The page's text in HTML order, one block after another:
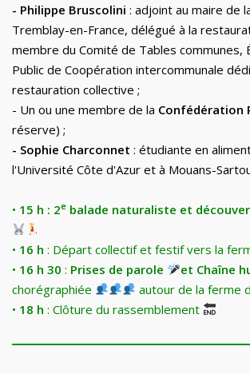
- Philippe Bruscolini : adjoint au maire de
Tremblay-en-France, délégué à la
membre du Comité de Tables communes,
Public de Coopération intercommunale
restauration collective ;
- Un ou une membre de la Confédération
réserve) ;
- Sophie Charconnet : étudiante en
l'Université Côte d'Azur et à Mouans-
• 15 h : 2e balade naturaliste et
• 16 h : Départ collectif et festif vers la
• 16 h 30 : Prises de parole
et Chaîne
chorégraphiée
autour de la ferme
• 18 h : Clôture du rassemblement